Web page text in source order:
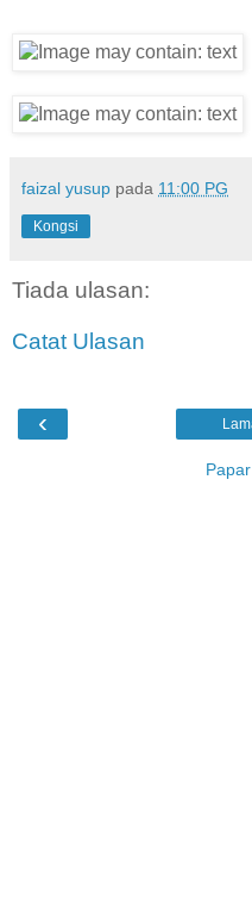
faizal yusup pada 11:00 PG
Kongsi
Tiada ulasan:
Catat Ulasan
‹